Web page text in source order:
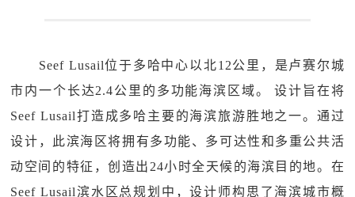
Seef Lusail位于多哈中心以北12公里，是卢赛尔城
市内一个长达2.4公里的多功能海滨区域。 设计旨在将
Seef Lusail打造成多哈主要的海滨旅游胜地之一。通过
设计，此滨海区将拥有多功能、多可达性和多重公共活
动空间的特征，创造出24小时全天候的海滨目的地。在
Seef Lusail滨水区总规划中，设计师构思了海滨城市概